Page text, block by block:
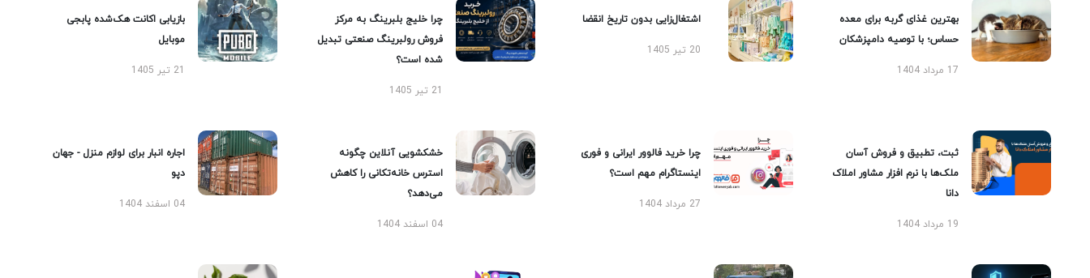
بهترین غذای گربه برای معده
حساس؛ با توصیه دامپزشکان
17 مرداد 1404
اشتغال‌زایی بدون تاریخ انقضا
20 تیر 1405
چرا خلیج بلبرینگ به مرکز
فروش رولبرینگ صنعتی تبدیل
شده است؟
21 تیر 1405
بازیابی اکانت هک‌شده پابجی
موبایل
21 تیر 1405
ثبت، تطبیق و فروش آسان
ملک‌ها با نرم افزار مشاور املاک
دانا
19 مرداد 1404
چرا خرید فالوور ایرانی و فوری
اینستاگرام مهم است؟
27 مرداد 1404
خشکشویی آنلاین چگونه
استرس خانه‌تکانی را کاهش
می‌دهد؟
04 اسفند 1404
اجاره انبار برای لوازم منزل - جهان
دپو
04 اسفند 1404